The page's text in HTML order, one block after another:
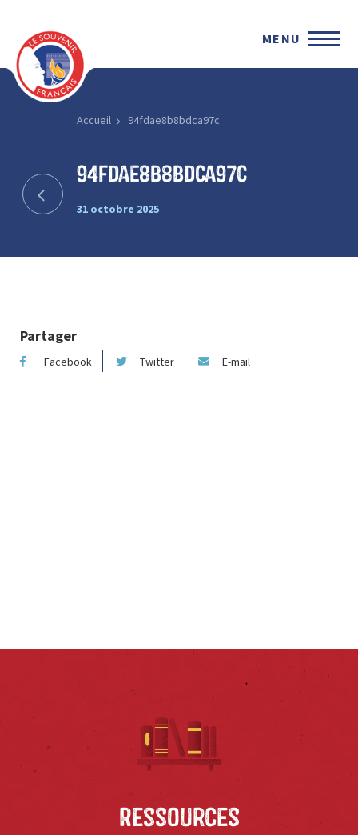
MENU
Accueil 94fdae8b8bdca97c
94fdae8b8bdca97c
31 octobre 2025
Partager
Facebook Twitter E-mail
Ressources